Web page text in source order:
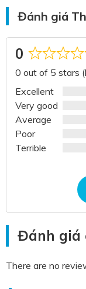
Đánh giá
0
Rated
0
out
of
5
0 out of 5 stars
Excellent
Very good
Average
Poor
Terrible
Đánh giá
There are no